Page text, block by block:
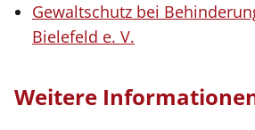
Gewaltschutz bei
Bielefeld e. V.
Weitere